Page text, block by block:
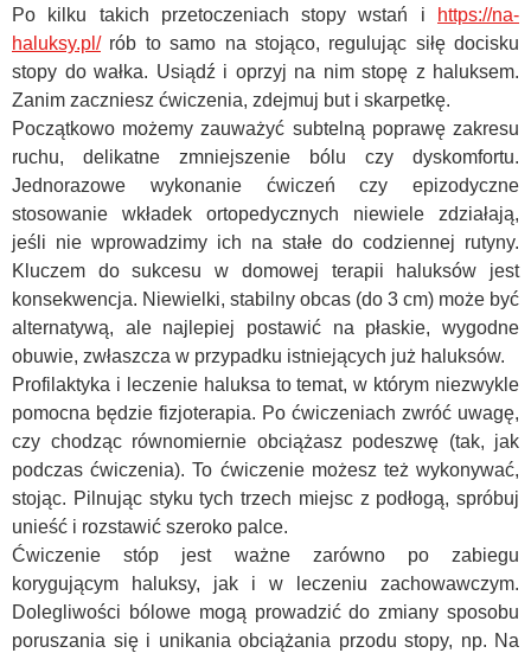
Po kilku takich przetoczeniach stopy wstań i
https://na-
haluksy.pl/ rób to samo na stojąco, regulując siłę docisku
stopy do wałka. Usiądź i oprzyj na nim stopę z haluksem.
Zanim zaczniesz ćwiczenia, zdejmuj but i skarpetkę.
Początkowo możemy zauważyć subtelną poprawę zakresu
ruchu, delikatne zmniejszenie bólu czy dyskomfortu.
Jednorazowe wykonanie ćwiczeń czy epizodyczne
stosowanie wkładek ortopedycznych niewiele zdziałają,
jeśli nie wprowadzimy ich na stałe do codziennej rutyny.
Kluczem do sukcesu w domowej terapii haluksów jest
konsekwencja. Niewielki, stabilny obcas (do 3 cm) może być
alternatywą, ale najlepiej postawić na płaskie, wygodne
obuwie, zwłaszcza w przypadku istniejących już haluksów.
Profilaktyka i leczenie haluksa to temat, w którym niezwykle
pomocna będzie fizjoterapia. Po ćwiczeniach zwróć uwagę,
czy chodząc równomiernie obciążasz podeszwę (tak, jak
podczas ćwiczenia). To ćwiczenie możesz też wykonywać,
stojąc. Pilnując styku tych trzech miejsc z podłogą, spróbuj
unieść i rozstawić szeroko palce.
Ćwiczenie stóp jest ważne zarówno po zabiegu
korygującym haluksy, jak i w leczeniu zachowawczym.
Dolegliwości bólowe mogą prowadzić do zmiany sposobu
poruszania się i unikania obciążania przodu stopy, np. Na